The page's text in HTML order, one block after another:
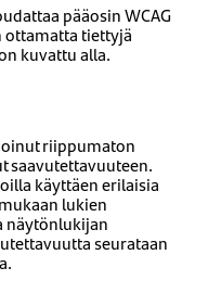
pääosin WCAG
ottamatta tiettyjä
kuvattu alla.
riippumaton
saavutettavuuteen.
käyttäen erilaisia
lukien
näytönlukijan
seurataan